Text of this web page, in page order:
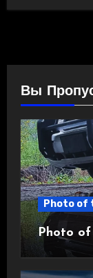
Вы
Photo of
Photo of